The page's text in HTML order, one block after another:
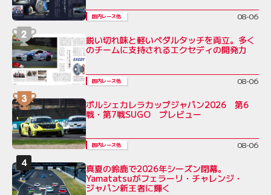
国内レース他 08-06
鋭い切れ味と軽いペダルタッチを両立。多く
のチームに支持されるエクセディの開発力
国内レース他 08-06
ポルシェカレラカップジャパン2026 第6
戦・第7戦SUGO プレビュー
国内レース他 08-06
真夏の鈴鹿で2026年シーズン閉幕。
Yamatatsuがフェラーリ・チャレンジ・
ジャパン新王者に輝く